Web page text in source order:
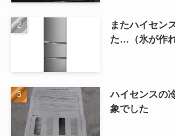
またハイセン
た…（氷が作
ハイセンスの
象でした